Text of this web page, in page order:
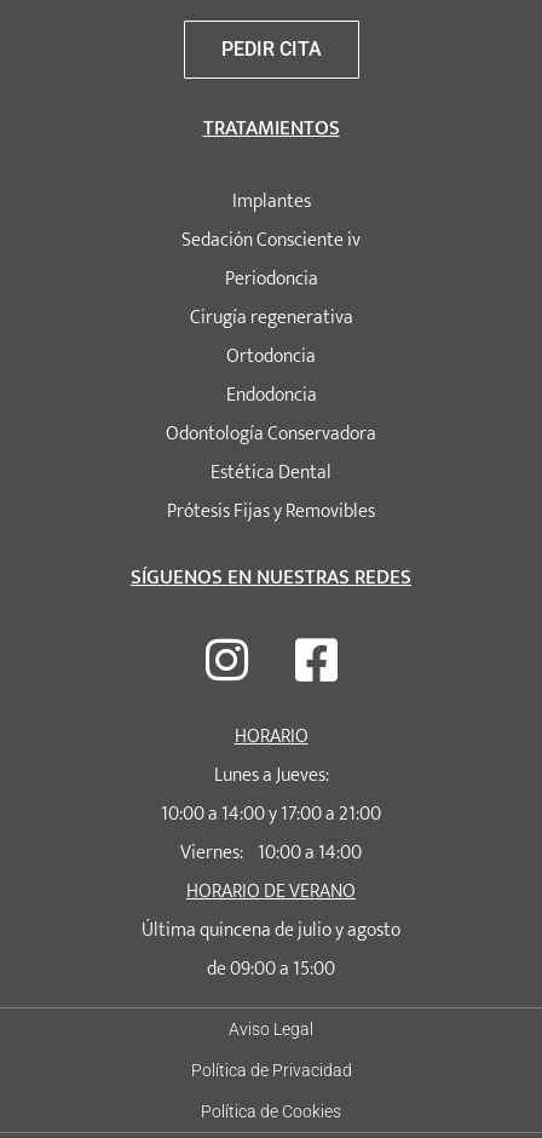
PEDIR CITA
TRATAMIENTOS
Implantes
Sedación Consciente iv
Periodoncia
Cirugía regenerativa
Ortodoncia
Endodoncia
Odontología Conservadora
Estética Dental
Prótesis Fijas y Removibles
SÍGUENOS EN NUESTRAS REDES
HORARIO
Lunes a Jueves:
10:00 a 14:00 y 17:00 a 21:00
Viernes: 10:00 a 14:00
HORARIO DE VERANO
Última quincena de julio y agosto
de 09:00 a 15:00
Aviso Legal
Política de Privacidad
Política de Cookies